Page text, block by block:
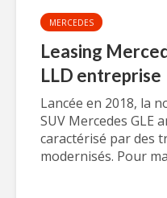
MERCEDES
Leasing
LLD entreprise
Lancée en 2018, la
SUV Mercedes GLE
caractérisé par des
modernisés. Pour